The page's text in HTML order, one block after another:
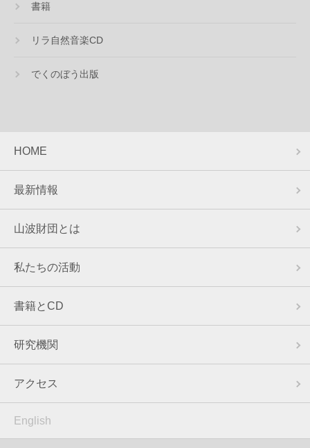
書籍
リラ自然音楽CD
でくのぼう出版
HOME
最新情報
山波財団とは
私たちの活動
書籍とCD
研究機関
アクセス
English